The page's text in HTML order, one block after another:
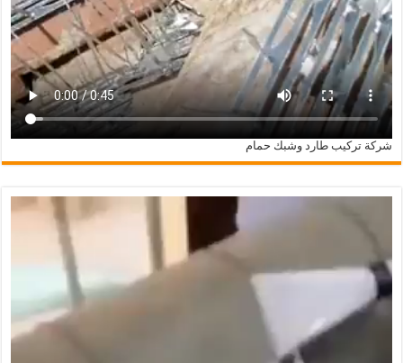
شركة تركيب طارد وشبك حمام